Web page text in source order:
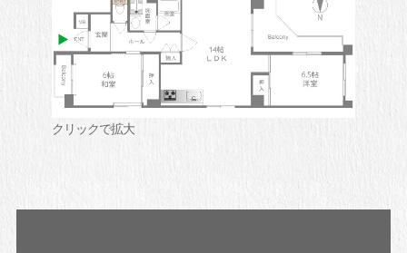
クリックで拡大